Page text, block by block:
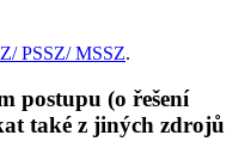
PSSZ/ MSSZ.
postupu (o řešení
také z jiných zdrojů